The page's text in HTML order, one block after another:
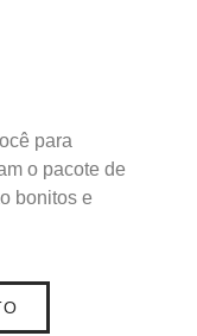
para
o pacote de
bonitos e